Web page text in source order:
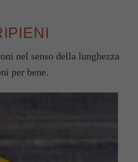
nel senso della lunghezza
per bene.